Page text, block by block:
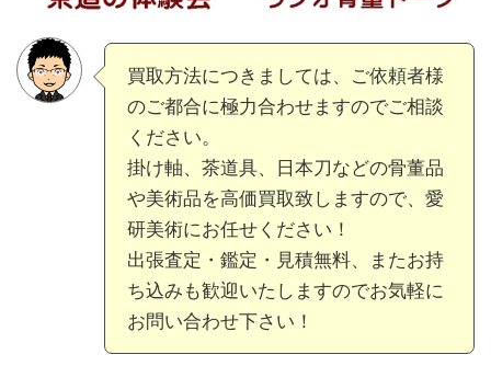
買取方法につきましては、ご依頼者様
のご都合に極力合わせますのでご相談
ください。
掛け軸、茶道具、日本刀などの骨董品
や美術品を高価買取致しますので、愛
研美術にお任せください！
出張査定・鑑定・見積無料、またお持
ち込みも歓迎いたしますのでお気軽に
お問い合わせ下さい！